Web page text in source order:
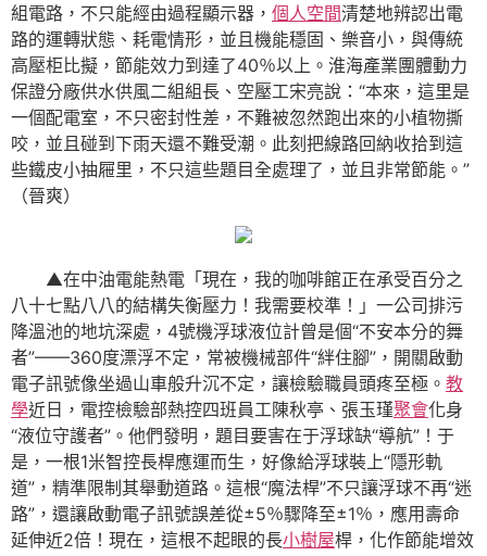
組電路，不只能經由過程顯示器， 個人空間清楚地辨認出電
路的運轉狀態、耗電情形，並且機能穩固、樂音小，與傳統
高壓柜比擬，節能效力到達了40％以上。淮海產業團體動力
保證分廠供水供風二組組長、空壓工宋亮說：“本來，這里是
一個配電室，不只密封性差，不難被忽然跑出來的小植物撕
咬，並且碰到下雨天還不難受潮。此刻把線路回納收拾到這
些鐵皮小抽屜里，不只這些題目全處理了，並且非常節能。”
（晉爽）
▲在中油電能熱電「現在，我的咖啡館正在承受百分之
八十七點八八的結構失衡壓力！我需要校準！」一公司排污
降溫池的地坑深處，4號機浮球液位計曾是個“不安本分的舞
者”——360度漂浮不定，常被機械部件“絆住腳”，開關啟動
電子訊號像坐過山車般升沉不定，讓檢驗職員頭疼至極。 教
學近日，電控檢驗部熱控四班員工陳秋亭、張玉瑾聚會化身
“液位守護者”。他們發明，題目要害在于浮球缺“導航”！于
是，一根1米智控長桿應運而生，好像給浮球裝上“隱形軌
道”，精準限制其舉動道路。這根“魔法桿”不只讓浮球不再“迷
路”，還讓啟動電子訊號誤差從±5％驟降至±1％，應用壽命
延伸近2倍！現在，這根不起眼的長小樹屋桿，化作節能增效